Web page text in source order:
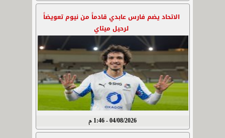
الاتحاد يضم فارس عابدي قادماً من نيوم تعويضاً
لرحيل ميتاي
04/08/2026 - 1:46 م